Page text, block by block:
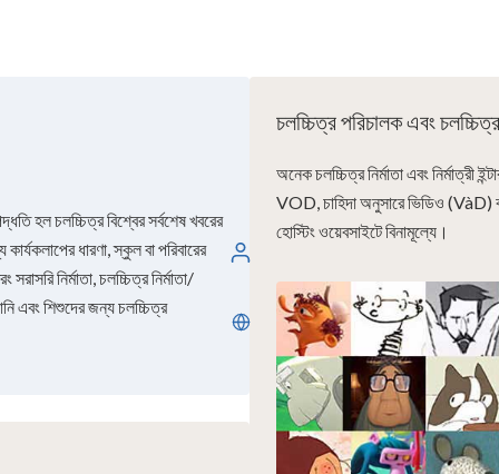
বাংলা
হল চলচ্চিত্র বিশ্বের সর্বশেষ খবরের
ধারণা, স্কুল বা পরিবারের
নির্মাতা, চলচ্চিত্র নির্মাতা/
এবং শিশুদের জন্য চলচ্চিত্র
চলচ্চিত্র পরিচালক এবং
অনেক চলচ্চিত্র নির্মাতা এবং নির্মাত্রী
VOD, চাহিদা অনুসারে ভিডিও
হোস্টিং ওয়েবসাইটে বিনামূল্যে।